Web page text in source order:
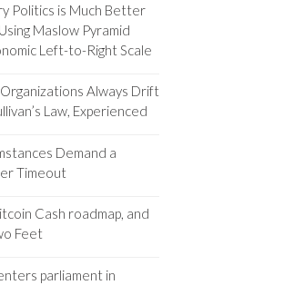
Politics is Much Better
Maslow Pyramid
Left-to-Right Scale
Always Drift
Law, Experienced
Demand a
Timeout
Cash roadmap, and
Feet
parliament in